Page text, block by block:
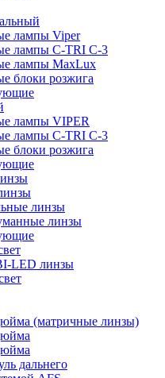
лампы Viper
лампы C-TRI С-3
лампы MaxLux
блоки розжига
лампы VIPER
лампы C-TRI С-3
блоки розжига
линзы
линзы
LED линзы
(матричные линзы)
дальнего